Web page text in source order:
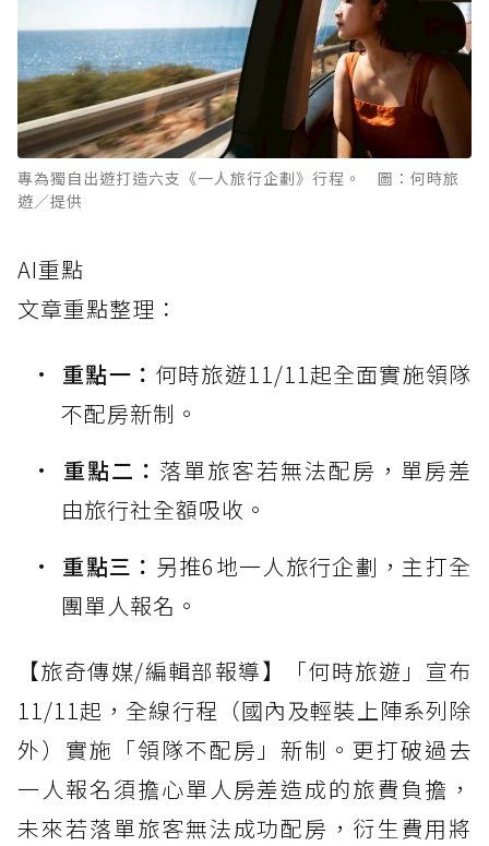
專為獨自出遊打造六支《一人旅行企劃》行程。 圖：何時旅
遊／提供
AI重點
文章重點整理：
重點一： 何時旅遊11/11起全面實施領隊
不配房新制。
重點二： 落單旅客若無法配房，單房差
由旅行社全額吸收。
重點三： 另推6地一人旅行企劃，主打全
團單人報名。
【旅奇傳媒/編輯部報導】「何時旅遊」宣布
11/11起，全線行程（國內及輕裝上陣系列除
外）實施「領隊不配房」新制。更打破過去
一人報名須擔心單人房差造成的旅費負擔，
未來若落單旅客無法成功配房，衍生費用將